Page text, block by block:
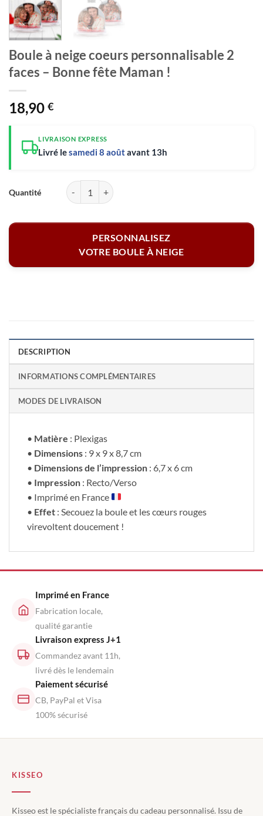
Boule à neige coeurs personnalisable 2
faces – Bonne fête Maman !
18,90 €
LIVRAISON EXPRESS
Livré lesamedi 8 aoûtavant 13h
quantité de Boule à neige coeurs personnalisable 2 faces - Bonne fête
PERSONNALISEZ
VOTRE BOULE À NEIGE
DESCRIPTION
INFORMATIONS COMPLÉMENTAIRES
MODES DE LIVRAISON
• Matière : Plexigas
• Dimensions : 9 x 9 x 8,7 cm
• Dimensions de l’impression : 6,7 x 6 cm
• Impression : Recto/Verso
• Imprimé en France
• Effet : Secouez la boule et les cœurs rouges
virevoltent doucement !
Imprimé en France
Fabrication locale,
qualité garantie
Livraison express J+1
Commandez avant 11h,
livré dès le lendemain
Paiement sécurisé
CB, PayPal et Visa
100% sécurisé
KISSEO
Kisseo est le spécialiste français du cadeau personnalisé. Issu de